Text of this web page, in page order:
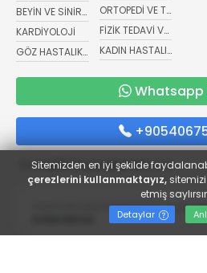
BEYİN VE SİNİR CERRAHİSİ
KARDİYOLOJİ
GÖZ HASTALIKLARI
ORTOPEDİ VE
FİZİK TEDAVİ VE
KADIN HASTALIKLARI VE
Whatsapp
sagliktabugun@gmail.com
Sitemizde yayımlanan haber ve
Sitemizden en iyi şekilde
çerezlerini kullanmaktayız,
etmiş
Detaylar